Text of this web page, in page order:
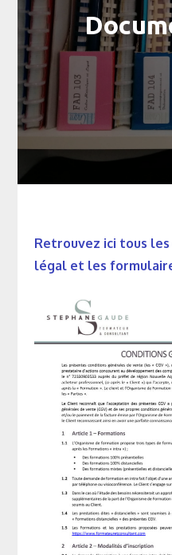
Retrouvez ici tous
légal et les